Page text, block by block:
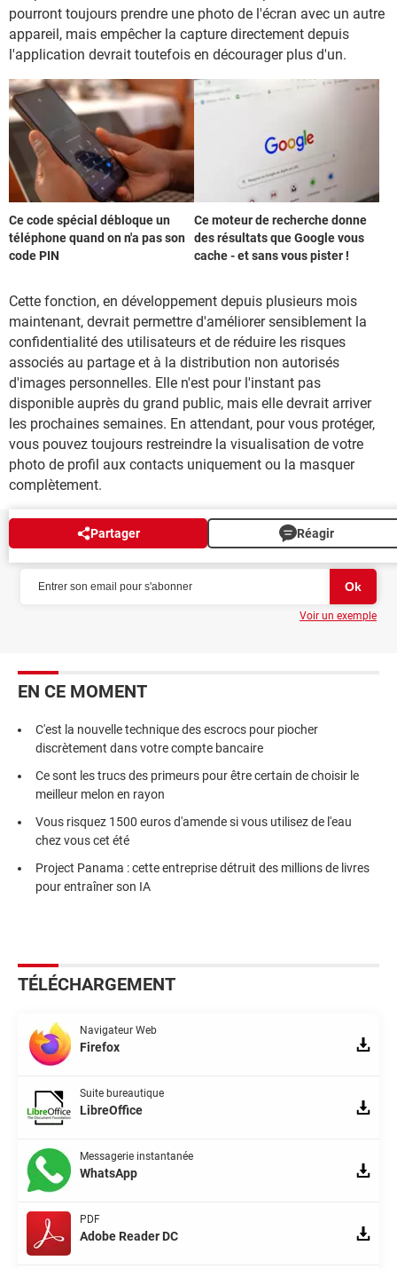
pourront toujours prendre une photo de l'écran avec un autre
appareil, mais empêcher la capture directement depuis
l'application devrait toutefois en décourager plus d'un.
Ce code spécial débloque un
téléphone quand on n'a pas son
code PIN
Ce moteur de recherche donne
des résultats que Google vous
cache - et sans vous pister !
Cette fonction, en développement depuis plusieurs mois
maintenant, devrait permettre d'améliorer sensiblement la
confidentialité des utilisateurs et de réduire les risques
associés au partage et à la distribution non autorisés
d'images personnelles. Elle n'est pour l'instant pas
disponible auprès du grand public, mais elle devrait arriver
les prochaines semaines. En attendant, pour vous protéger,
vous pouvez toujours restreindre la visualisation de votre
photo de profil aux contacts uniquement ou la masquer
complètement.
Partager Réagir
NEWSLETTER
Voir un exemple
EN CE MOMENT
C'est la nouvelle technique des escrocs pour piocher
discrètement dans votre compte bancaire
Ce sont les trucs des primeurs pour être certain de choisir le
meilleur melon en rayon
Vous risquez 1500 euros d'amende si vous utilisez de l'eau
chez vous cet été
Project Panama : cette entreprise détruit des millions de livres
pour entraîner son IA
TÉLÉCHARGEMENT
Navigateur Web
Firefox
Suite bureautique
LibreOffice
Messagerie instantanée
WhatsApp
PDF
Adobe Reader DC